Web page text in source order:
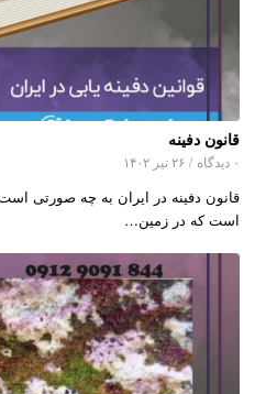
قانون دفینه
۰ دیدگاه / ۲۶ تیر ۱۴۰۲
قانون دفینه در ایران به چه صورتی است
است که در زمین…